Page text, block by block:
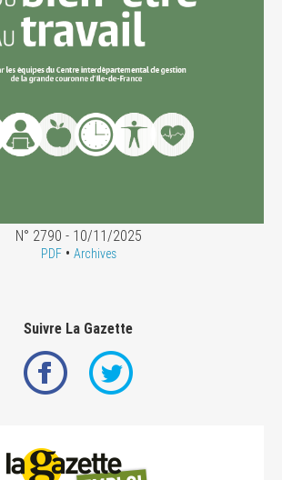
N° 2790 - 10/11/2025
PDF• Archives
Suivre La Gazette